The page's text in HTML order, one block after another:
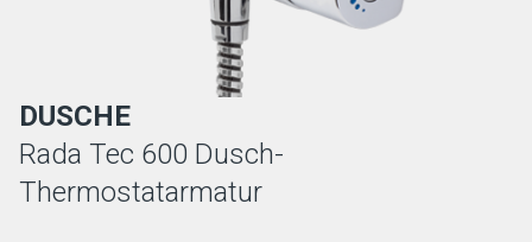
DUSCHE
Rada Tec 600 Dusch-
Thermostatarmatur